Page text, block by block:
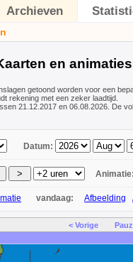
Archieven
en animaties
getoond worden voor een
rekening met een zeker laadtijd.
21.12.2017 en 06.08.2026. De
Datum:
Animatie:
vandaag: Afbeelding
< Vorige